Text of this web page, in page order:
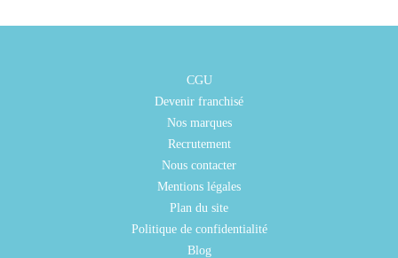
CGU
Devenir franchisé
Nos marques
Recrutement
Nous contacter
Mentions légales
Plan du site
Politique de confidentialité
Blog